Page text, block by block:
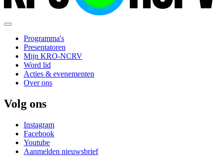
Programma's
Presentatoren
Mijn KRO-NCRV
Word lid
Acties & evenementen
Over ons
Volg ons
Instagram
Facebook
Youtube
Aanmelden nieuwsbrief